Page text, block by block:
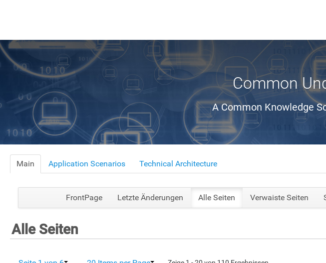
Common
A Common Knowledge
Main Application Scenarios Technical Architecture
FrontPage Letzte Änderungen Alle Seiten Verwaiste Seiten
Alle Seiten